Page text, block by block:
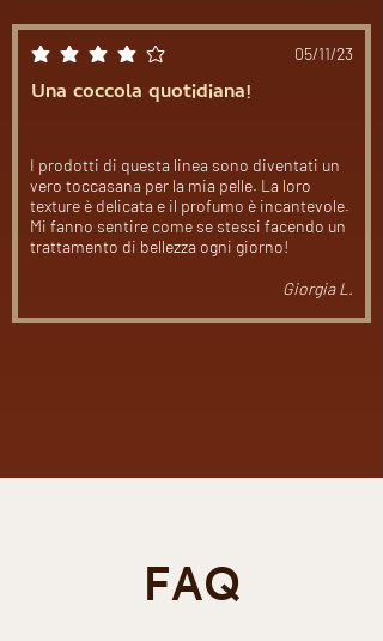
la valutazione media è 4 su 5 05/11/23
Una coccola quotidiana!
I prodotti di questa linea sono diventati un
vero toccasana per la mia pelle. La loro
texture è delicata e il profumo è incantevole.
Mi fanno sentire come se stessi facendo un
trattamento di bellezza ogni giorno!
Giorgia L.
FAQ